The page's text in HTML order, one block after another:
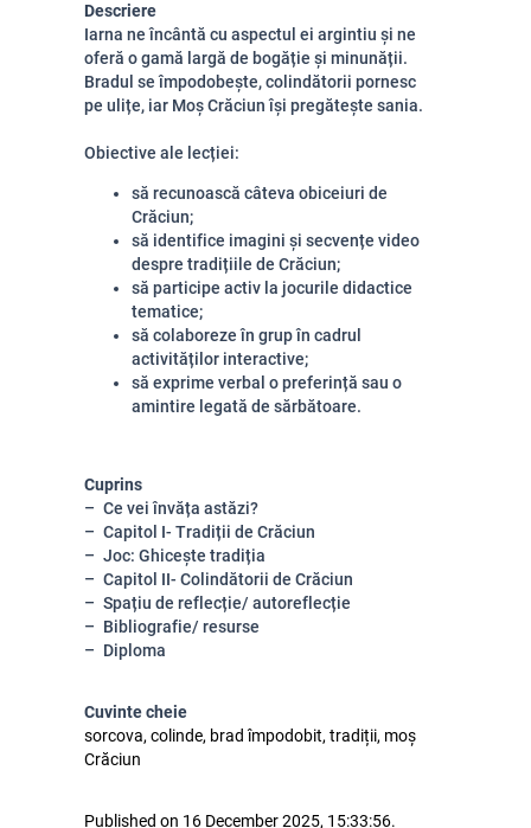
Descriere
Iarna ne încântă cu aspectul ei argintiu și ne
oferă o gamă largă de bogăție și minunății.
Bradul se împodobește, colindătorii pornesc
pe ulițe, iar Moș Crăciun își pregătește sania.
Obiective ale lecției:
să recunoască câteva obiceiuri de
Crăciun;
să identifice imagini și secvențe video
despre tradițiile de Crăciun;
să participe activ la jocurile didactice
tematice;
să colaboreze în grup în cadrul
activităților interactive;
să exprime verbal o preferință sau o
amintire legată de sărbătoare.
Cuprins
Ce vei învăța astăzi?
Capitol I- Tradiții de Crăciun
Joc: Ghicește tradiția
Capitol II- Colindătorii de Crăciun
Spațiu de reflecție/ autoreflecție
Bibliografie/ resurse
Diploma
Cuvinte cheie
sorcova, colinde, brad împodobit, tradiții, moș
Crăciun
Published on 16 December 2025, 15:33:56.